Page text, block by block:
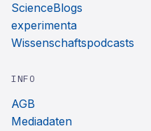
ScienceBlogs
experimenta
Wissenschaftspodcasts
INFO
AGB
Mediadaten